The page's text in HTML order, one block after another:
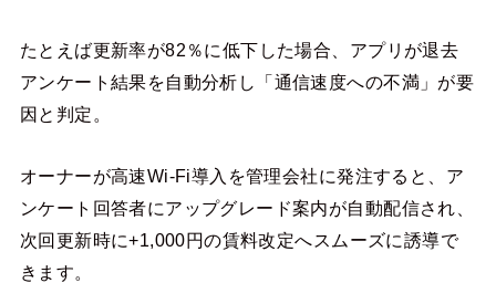
たとえば更新率が82％に低下した場合、アプリが退去
アンケート結果を自動分析し「通信速度への不満」が要
因と判定。
オーナーが高速Wi-Fi導入を管理会社に発注すると、ア
ンケート回答者にアップグレード案内が自動配信され、
次回更新時に+1,000円の賃料改定へスムーズに誘導で
きます。